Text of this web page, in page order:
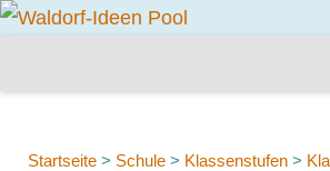
Startseite > Schule > Klassenstufen >